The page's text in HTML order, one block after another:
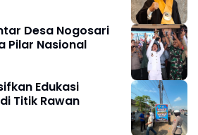
Desa Nogosari
Pilar Nasional
Edukasi
Titik Rawan